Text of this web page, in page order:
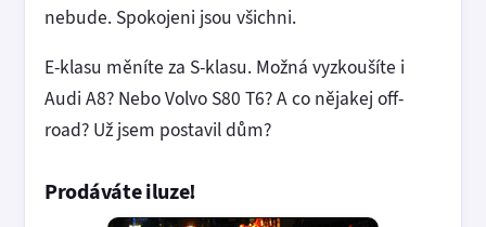
nebude. Spokojeni jsou všichni.
E-klasu měníte za S-klasu. Možná vyzkoušíte i
Audi A8? Nebo Volvo S80 T6? A co nějakej off-
road? Už jsem postavil dům?
Prodáváte iluze!